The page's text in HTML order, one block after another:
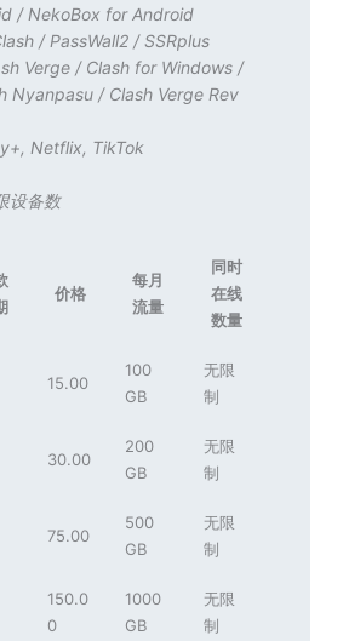
/ NekoBox for Android
/ PassWall2 /SSRplus
Verge / Clash for Windows /
Nyanpasu / Clash Verge Rev
, Netflix, TikTok
设备数
价格
每月
流量
同时
在线
数量
15.00
100
GB
无限
制
30.00
200
GB
无限
制
75.00
500
GB
无限
制
150.0
0
1000
GB
无限
制